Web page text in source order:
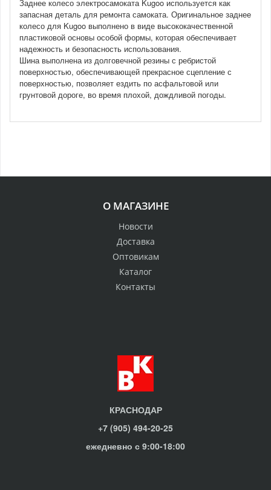
Заднее колесо электросамоката Kugoo используется как
запасная деталь для ремонта самоката. Оригинальное заднее
колесо для Kugoo выполнено в виде высококачественной
пластиковой основы особой формы, которая обеспечивает
надежность и безопасность использования.
Шина выполнена из долговечной резины с ребристой
поверхностью, обеспечивающей прекрасное сцепление с
поверхностью, позволяет ездить по асфальтовой или
грунтовой дороге, во время плохой, дождливой погоды.
О МАГАЗИНЕ
Новости
Доставка
Оптовикам
Каталог
Контакты
КРАСНОДАР
+7 (905) 494-20-25
ежедневно с 9:00-18:00